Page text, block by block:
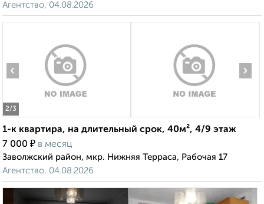
Агентство, 04.08.2026
2/3
‹ ›
1-к квартира, на длительный срок, 40м², 4/9 этаж
7 000 ₽ в месяц
Заволжский район, мкр. Нижняя Терраса, Рабочая 17
Агентство, 04.08.2026